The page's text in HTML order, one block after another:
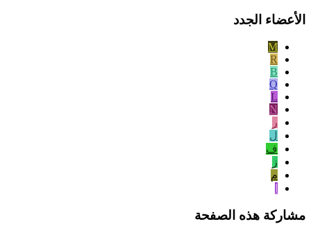
الأعضاء الجدد
M
R
B
Q
L
N
ر
ل
ف
ز
م
مشاركة هذه الصفحة